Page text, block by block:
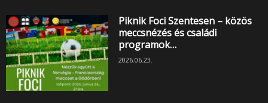
Piknik Foci Szentesen – közös
meccsnézés és családi
programok…
2026.06.23.